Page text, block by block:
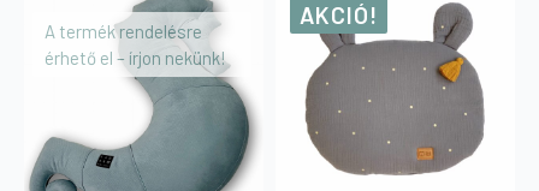
A termék rendelésre
érhető el – írjon nekünk!
AKCIÓ!